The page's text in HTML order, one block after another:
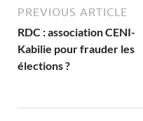
PREVIOUS ARTICLE
RDC : association CENI-
Kabilie pour frauder les
élections ?